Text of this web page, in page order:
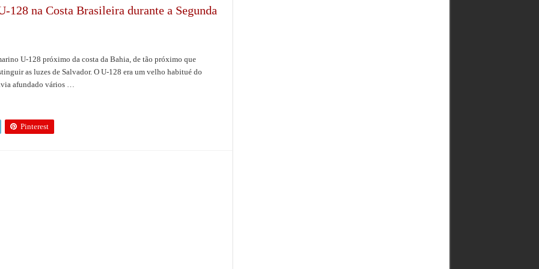
128 na Costa Brasileira durante a Segunda
U-128 próximo da costa da Bahia, de tão próximo que
as luzes de Salvador. O U-128 era um velho habitué do
afundado vários …
Pinterest